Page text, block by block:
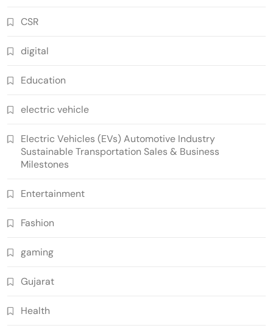
CSR
digital
Education
electric vehicle
Electric Vehicles (EVs) Automotive Industry
Sustainable Transportation Sales & Business
Milestones
Entertainment
Fashion
gaming
Gujarat
Health